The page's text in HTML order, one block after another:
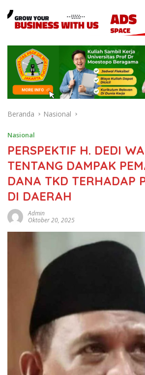
Beranda Nasional
Nasional
PERSPEKTIF H. DEDI
TENTANG DAMPAK
DANA TKD TERHADAP
DI DAERAH
Admin
Oktober 20, 2025